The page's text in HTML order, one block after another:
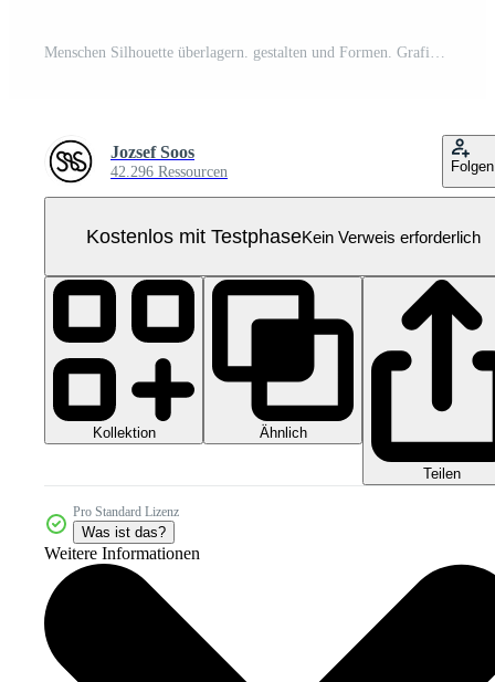
Menschen Silhouette überlagern. gestalten und Formen. Grafik Ressource und Hintergrund. png Pro PNG
Jozsef Soos
42.296 Ressourcen Folgen
Kostenlos mit TestphaseKein Verweis erforderlich
Kollektion Ähnlich
Teilen
Pro Standard Lizenz
Was ist das?
Weitere Informationen